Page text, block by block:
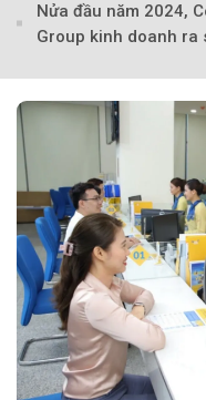
Nửa đầu năm 2024,
Group kinh doanh ra